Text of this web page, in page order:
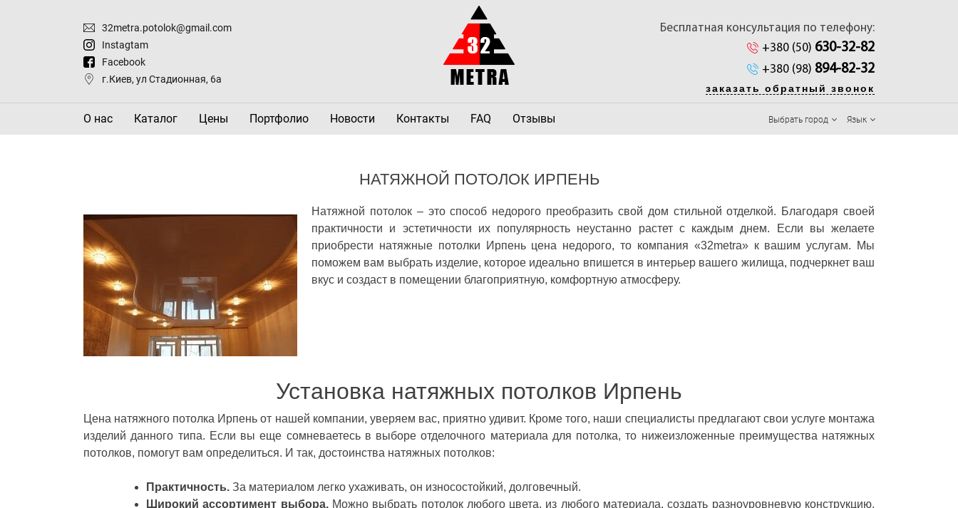
32metra.potolok@gmail.com
Instagtam
Facebook
г.Киев, ул Стадионная, 6а
Бесплатная консультация по телефону:
+380 (50) 630-32-82
+380 (98) 894-82-32
заказать обратный звонок
О нас Каталог Цены Портфолио Новости Контакты FAQ Отзывы Выбрать город Язык
НАТЯЖНОЙ ПОТОЛОК ИРПЕНЬ
Натяжной потолок – это способ недорого преобразить свой дом стильной отделкой. Благодаря своей
практичности и эстетичности их популярность неустанно растет с каждым днем. Если вы желаете
приобрести натяжные потолки Ирпень цена недорого, то компания «32metra» к вашим услугам. Мы
поможем вам выбрать изделие, которое идеально впишется в интерьер вашего жилища, подчеркнет ваш
вкус и создаст в помещении благоприятную, комфортную атмосферу.
Установка натяжных потолков Ирпень
Цена натяжного потолка Ирпень от нашей компании, уверяем вас, приятно удивит. Кроме того, наши специалисты предлагают свои услуге монтажа
изделий данного типа. Если вы еще сомневаетесь в выборе отделочного материала для потолка, то нижеизложенные преимущества натяжных
потолков, помогут вам определиться. И так, достоинства натяжных потолков:
Практичность. За материалом легко ухаживать, он износостойкий, долговечный.
Широкий ассортимент выбора.Можно выбрать потолок любого цвета, из любого материала, создать разноуровневую конструкцию,